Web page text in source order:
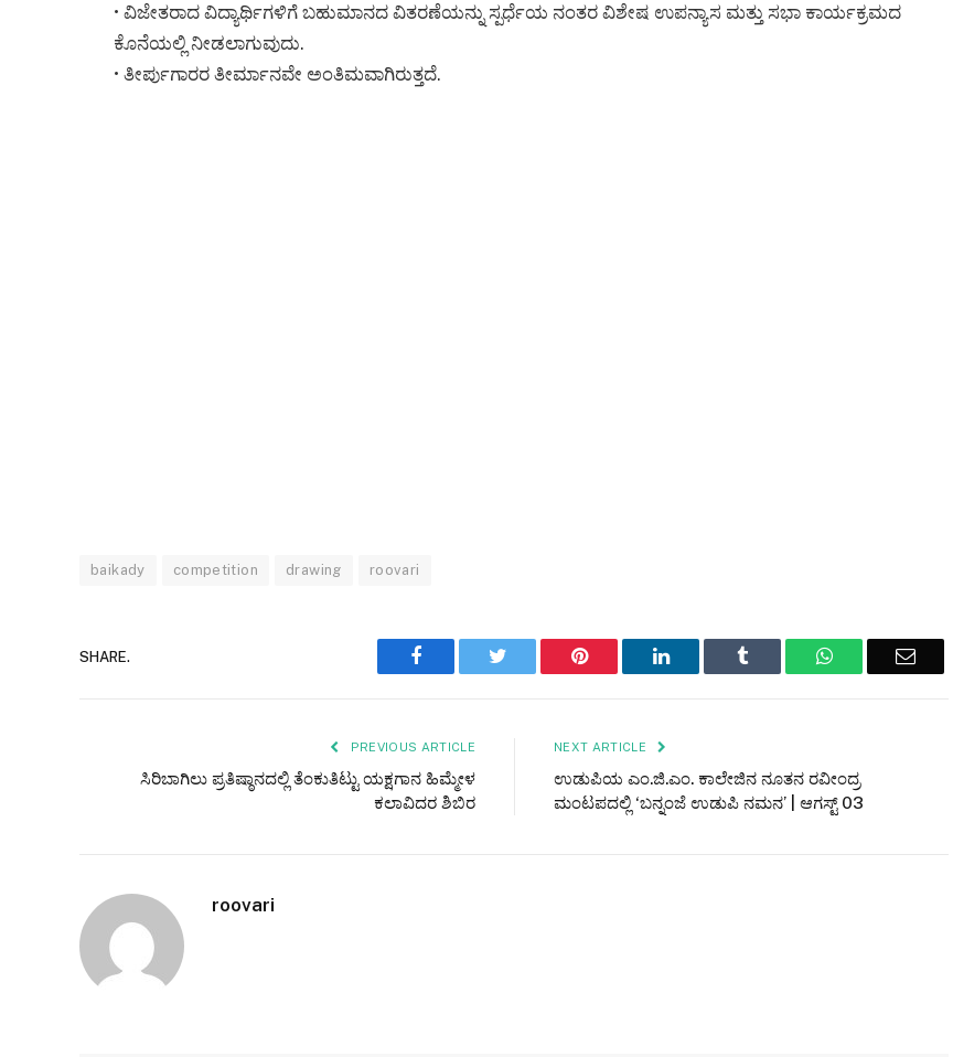
• ವಿಜೇತರಾದ ವಿದ್ಯಾರ್ಥಿಗಳಿಗೆ ಬಹುಮಾನದ ವಿತರಣೆಯನ್ನು ಸ್ಪರ್ಧೆಯ ನಂತರ ವಿಶೇಷ ಉಪನ್ಯಾಸ ಮತ್ತು ಸಭಾ ಕಾರ್ಯಕ್ರಮದ
ಕೊನೆಯಲ್ಲಿ ನೀಡಲಾಗುವುದು.
• ತೀರ್ಪುಗಾರರ ತೀರ್ಮಾನವೇ ಅಂತಿಮವಾಗಿರುತ್ತದೆ.
baikady competition drawing roovari
SHARE. Facebook Twitter Pinterest LinkedIn Tumblr WhatsAppEmail
PREVIOUS ARTICLE
ಸಿರಿಬಾಗಿಲು ಪ್ರತಿಷ್ಠಾನದಲ್ಲಿ ತೆಂಕುತಿಟ್ಟು ಯಕ್ಷಗಾನ ಹಿಮ್ಮೇಳ
ಕಲಾವಿದರ ಶಿಬಿರ
NEXT ARTICLE
ಉಡುಪಿಯ ಎಂ.ಜಿ.ಎಂ. ಕಾಲೇಜಿನ ನೂತನ ರವೀಂದ್ರ
ಮಂಟಪದಲ್ಲಿ ‘ಬನ್ನಂಜೆ ಉಡುಪಿ ನಮನ’ | ಆಗಸ್ಟ್ 03
roovari